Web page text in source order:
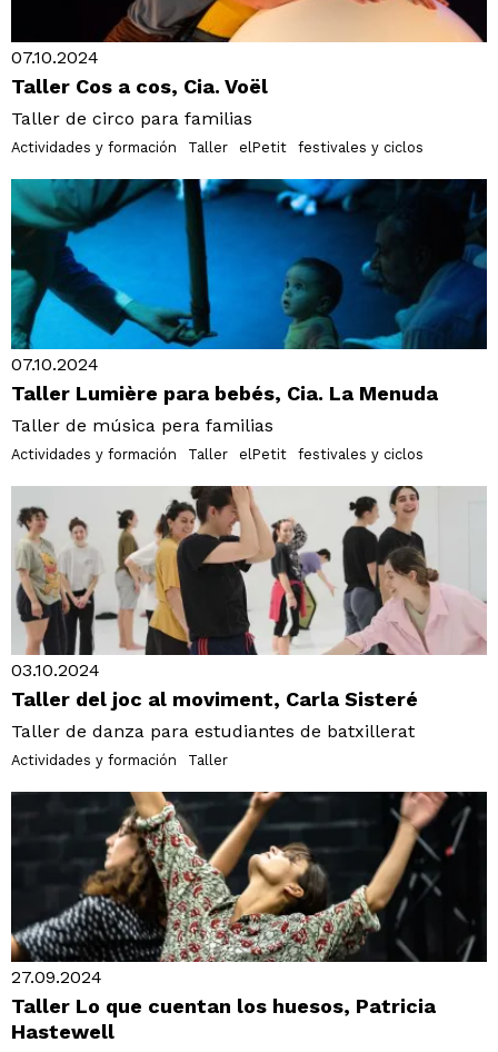
07.10.2024
Taller Cos a cos, Cia. Voël
Taller de circo para familias
Actividades y formación Taller elPetit festivales y ciclos
07.10.2024
Taller Lumière para bebés, Cia. La Menuda
Taller de música pera familias
Actividades y formación Taller elPetit festivales y ciclos
03.10.2024
Taller del joc al moviment, Carla Sisteré
Taller de danza para estudiantes de batxillerat
Actividades y formación Taller
27.09.2024
Taller Lo que cuentan los huesos, Patricia
Hastewell